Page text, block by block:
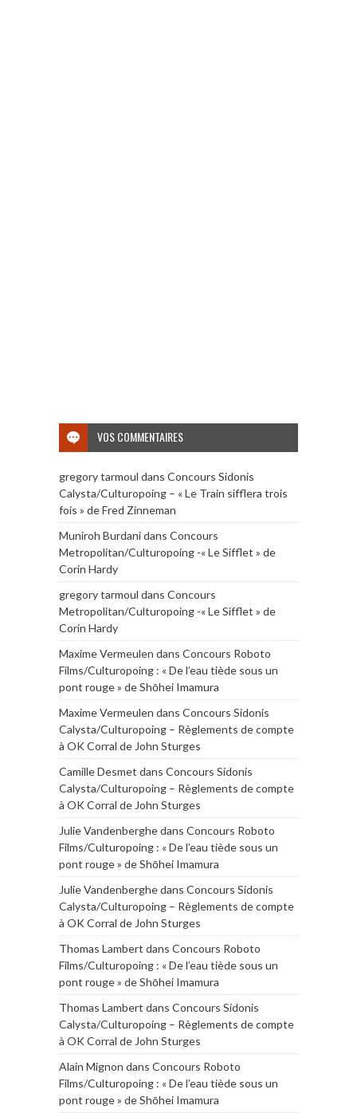
VOS COMMENTAIRES
gregory tarmoul dans Concours Sidonis
Calysta/Culturopoing – « Le Train sifflera trois
fois » de Fred Zinneman
Muniroh Burdanidans Concours
Metropolitan/Culturopoing -« Le Sifflet » de
Corin Hardy
gregory tarmoul dans Concours
Metropolitan/Culturopoing -« Le Sifflet » de
Corin Hardy
Maxime Vermeulen dans Concours Roboto
Films/Culturopoing : « De l’eau tiède sous un
pont rouge » de Shōhei Imamura
Maxime Vermeulen dans Concours Sidonis
Calysta/Culturopoing – Règlements de compte
à OK Corral de John Sturges
Camille Desmet dans Concours Sidonis
Calysta/Culturopoing – Règlements de compte
à OK Corral de John Sturges
Julie Vandenberghedans Concours Roboto
Films/Culturopoing : « De l’eau tiède sous un
pont rouge » de Shōhei Imamura
Julie Vandenberghedans Concours Sidonis
Calysta/Culturopoing – Règlements de compte
à OK Corral de John Sturges
Thomas Lambert dans Concours Roboto
Films/Culturopoing : « De l’eau tiède sous un
pont rouge » de Shōhei Imamura
Thomas Lambert dans Concours Sidonis
Calysta/Culturopoing – Règlements de compte
à OK Corral de John Sturges
Alain Mignon dans Concours Roboto
Films/Culturopoing : « De l’eau tiède sous un
pont rouge » de Shōhei Imamura